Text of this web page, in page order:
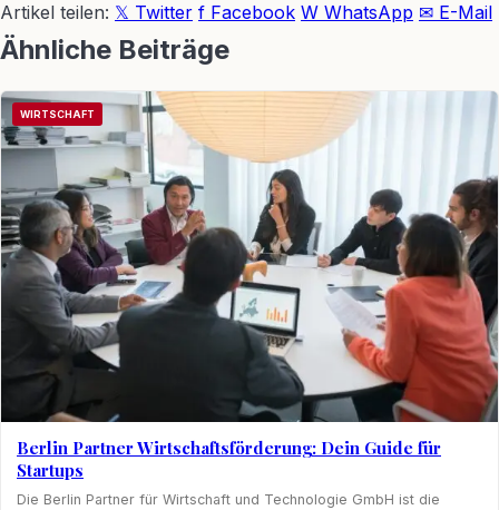
Artikel teilen: 𝕏 Twitter f Facebook W WhatsApp ✉ E-Mail
Ähnliche Beiträge
WIRTSCHAFT
Berlin Partner Wirtschaftsförderung: Dein Guide für
Startups
Die Berlin Partner für Wirtschaft und Technologie GmbH ist die